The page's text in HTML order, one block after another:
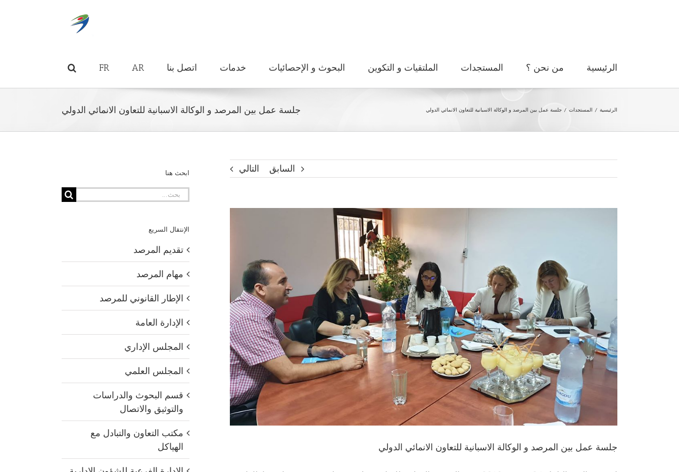
الرئيسية من نحن ؟ المستجدات الملتقيات و التكوين البحوث و الإحصائيات خدمات اتصل بنا AR
FR
جلسة عمل بين المرصد و الوكالة الاسبانية للتعاون الانمائي الدولي الرئيسية / المستجدات / جلسة عمل بين المرصد و الوكالة الاسبانية للتعاون الانمائي الدولي
السابق التالي
جلسة عمل بين المرصد و الوكالة الاسبانية للتعاون الانمائي الدولي
ابحث هنا
البحث
الإنتقال السريع
تقديم المرصد
مهام المرصد
الإطار القانوني للمرصد
الإدارة العامة
المجلس الإداري
المجلس العلمي
قسم البحوث والدراسات
والتوثيق والاتصال
مكتب التعاون والتبادل مع
الهياكل